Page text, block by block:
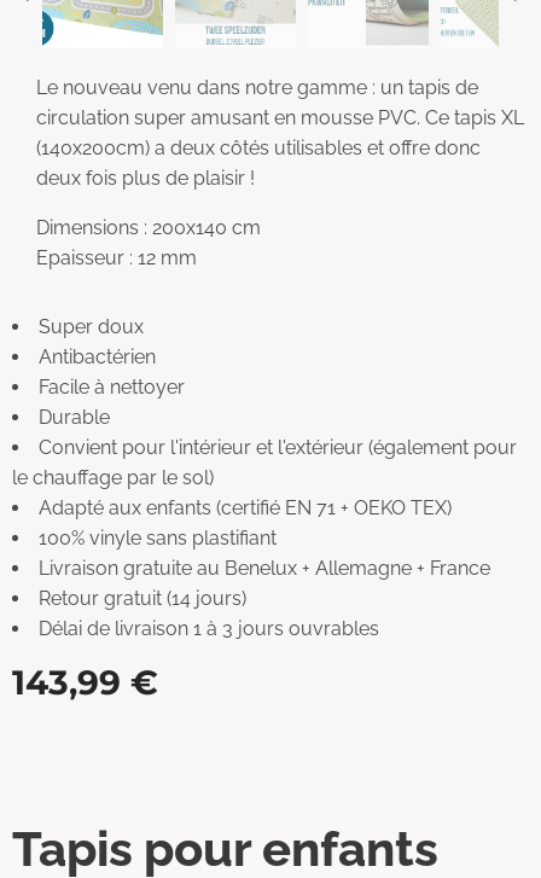
Le nouveau venu dans notre gamme : un tapis de
circulation super amusant en mousse PVC. Ce tapis XL
(140x200cm) a deux côtés utilisables et offre donc
deux fois plus de plaisir !
Dimensions : 200x140 cm
Epaisseur : 12 mm
Super doux
Antibactérien
Facile à nettoyer
Durable
Convient pour l'intérieur et l'extérieur (également pour
le chauffage par le sol)
Adapté aux enfants (certifié EN 71 + OEKO TEX)
100% vinyle sans plastifiant
Livraison gratuite au Benelux + Allemagne + France
Retour gratuit (14 jours)
Délai de livraison 1 à 3 jours ouvrables
143,99 €
Tapis pour enfants